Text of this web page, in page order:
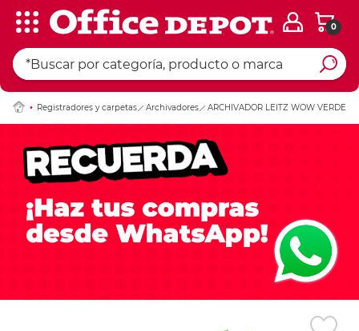
0
Registradores y carpetas Archivadores ARCHIVADOR LEITZ WOW VERDE
Ingresar Codigo